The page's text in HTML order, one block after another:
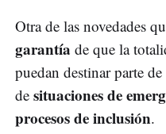
Otra de las novedades
garantía de que la
puedan destinar parte
de situaciones de
procesos de inclusión.